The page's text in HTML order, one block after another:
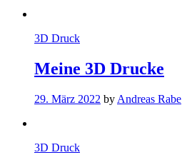
3D Druck
Meine 3D Drucke
29. März 2022 by Andreas Rabe
3D Druck